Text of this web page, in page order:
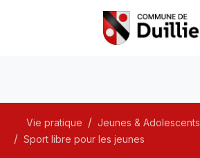
Vie pratique
Jeunes & Adolescents
Sport libre pour les jeunes